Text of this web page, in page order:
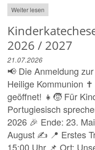
Weiter lesen
2026 / 2027
21.07.2026
📢 Die Anmeldung
Heilige Kommunion
geöffnet! 👧🧒 Für
Portugiesisch
2026 🎉 Ende: 23.
August ✍️ 📍 Erstes
15:00 Uhr 📌 Ort: